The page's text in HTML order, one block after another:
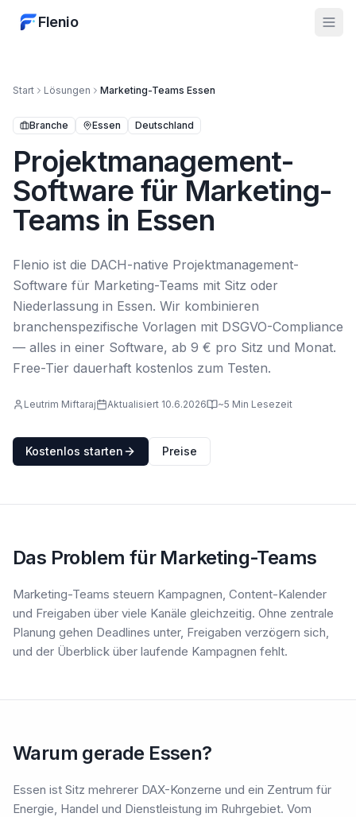
Flenio
Start Lösungen Marketing-Teams Essen
Branche Essen Deutschland
Projektmanagement-
Software für Marketing-
Teams in Essen
Flenio ist die DACH-native Projektmanagement-
Software für Marketing-Teams mit Sitz oder
Niederlassung in Essen. Wir kombinieren
branchenspezifische Vorlagen mit DSGVO-Compliance
— alles in einer Software, ab 9 € pro Sitz und Monat.
Free-Tier dauerhaft kostenlos zum Testen.
Leutrim Miftaraj Aktualisiert 10.6.2026 ~5 Min Lesezeit
Kostenlos starten Preise
Das Problem für Marketing-Teams
Marketing-Teams steuern Kampagnen, Content-Kalender
und Freigaben über viele Kanäle gleichzeitig. Ohne zentrale
Planung gehen Deadlines unter, Freigaben verzögern sich,
und der Überblick über laufende Kampagnen fehlt.
Warum gerade Essen?
Essen ist Sitz mehrerer DAX-Konzerne und ein Zentrum für
Energie, Handel und Dienstleistung im Ruhrgebiet. Vom